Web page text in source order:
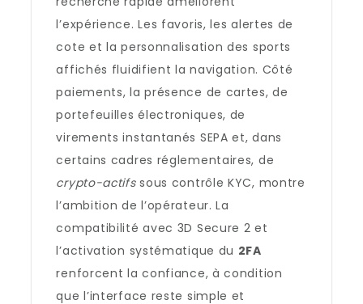
l’expérience. Les favoris, les alertes de
cote et la personnalisation des sports
affichés fluidifient la navigation. Côté
paiements, la présence de cartes, de
portefeuilles électroniques, de
virements instantanés SEPA et, dans
certains cadres réglementaires, de
crypto-actifssous contrôle KYC, montre
l’ambition de l’opérateur. La
compatibilité avec 3D Secure 2 et
l’activation systématique du 2FA
renforcent la confiance, à condition
que l’interface reste simple et